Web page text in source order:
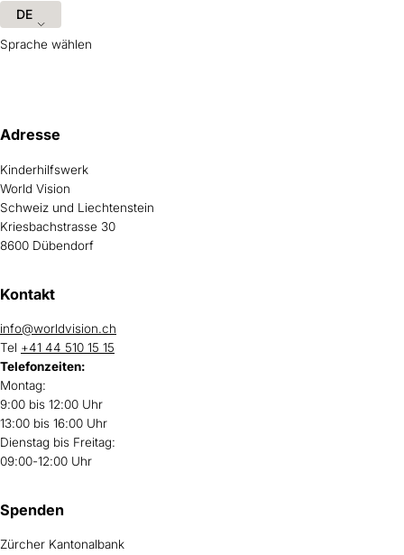
Adresse
Kinderhilfswerk
World Vision
Schweiz und Liechtenstein
Kriesbachstrasse 30
8600 Dübendorf
Kontakt
info@worldvision.ch
Tel +41 44 510 15 15
Telefonzeiten:
Montag:
9:00 bis 12:00 Uhr
13:00 bis 16:00 Uhr
Dienstag bis Freitag:
09:00-12:00 Uhr
Spenden
Zürcher Kantonalbank
DE
Sprache wählen